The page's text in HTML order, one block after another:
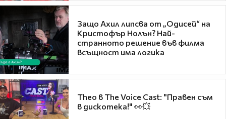
Защо Ахил липсва от „Одисей“ на
Кристофър Нолън? Най-
странното решение във филма
всъщност има логика
Theo в The Voice Cast: "Правен съм
в дискотека!" 👀💥